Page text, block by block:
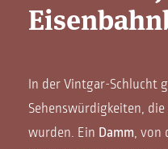
In der Vintgar-Schlucht
Sehenswürdigkeiten,
wurden. Ein Damm, von